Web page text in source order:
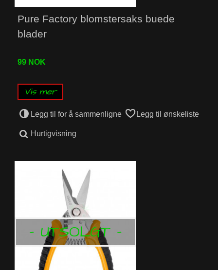
Pure Factory blomstersaks buede
blader
99 NOK
Vis mer
Legg til for å sammenligne Legg til ønskeliste
Hurtigvisning
- UTSOLGT -